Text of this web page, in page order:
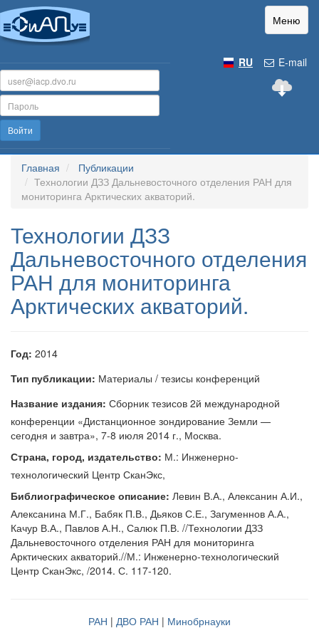
Меню
E-mail
RU
Войти
Главная
Публикации
Технологии ДЗЗ Дальневосточного отделения РАН для
мониторинга Арктических акваторий.
Технологии ДЗЗ
Дальневосточного отделения
РАН для мониторинга
Арктических акваторий.
Год: 2014
Тип публикации: Материалы / тезисы конференций
Название издания: Сборник тезисов 2й международной
конференции «Дистанционное зондирование Земли —
сегодня и завтра», 7-8 июля 2014 г., Москва.
Страна, город, издательство: М.: Инженерно-
технологический Центр СканЭкс,
Библиографическое описание: Левин В.А., Алексанин А.И.,
Алексанина М.Г., Бабяк П.В., Дьяков С.Е., Загуменнов А.А.,
Качур В.А., Павлов А.Н., Салюк П.В. //Технологии ДЗЗ
Дальневосточного отделения РАН для мониторинга
Арктических акваторий.//М.: Инженерно-технологический
Центр СканЭкс, /2014. С. 117-120.
РАН | ДВО РАН | Минобрнауки